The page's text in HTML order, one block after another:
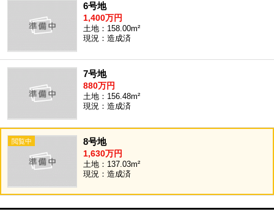
6号地
1,400万円
土地：158.00m²
現況：造成済
7号地
880万円
土地：156.48m²
現況：造成済
8号地
1,630万円
土地：137.03m²
現況：造成済